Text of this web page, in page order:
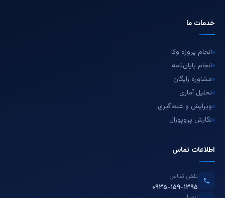
خدمات ما
انجام پروژه وکا
انجام پایان‌نامه
مشاوره رایگان
تحلیل آماری
ویرایش و غلط‌گیری
نگارش پروپوزال
اطلاعات تماس
تلفن تماس
۰۹۳۵-۱۵۹-۱۳۹۵